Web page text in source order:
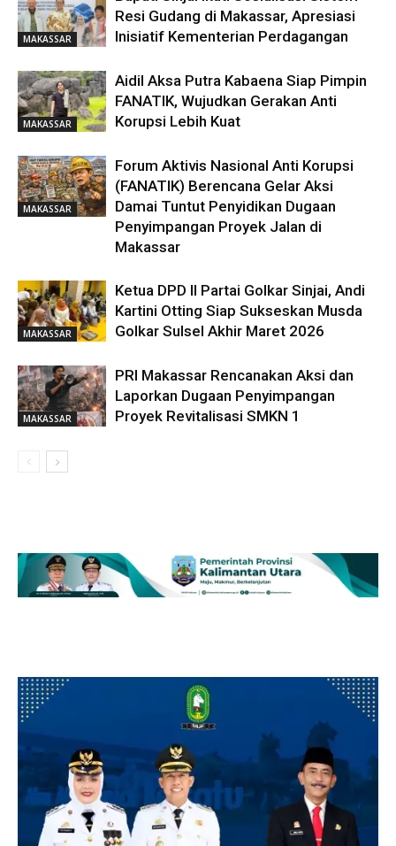
MAKASSAR
Resi Gudang di Makassar, Apresiasi
Inisiatif Kementerian Perdagangan
MAKASSAR
Aidil Aksa Putra Kabaena Siap Pimpin
FANATIK, Wujudkan Gerakan Anti
Korupsi Lebih Kuat
MAKASSAR
Forum Aktivis Nasional Anti Korupsi
(FANATIK) Berencana Gelar Aksi
Damai Tuntut Penyidikan Dugaan
Penyimpangan Proyek Jalan di
Makassar
MAKASSAR
Ketua DPD II Partai Golkar Sinjai, Andi
Kartini Otting Siap Sukseskan Musda
Golkar Sulsel Akhir Maret 2026
MAKASSAR
PRI Makassar Rencanakan Aksi dan
Laporkan Dugaan Penyimpangan
Proyek Revitalisasi SMKN 1